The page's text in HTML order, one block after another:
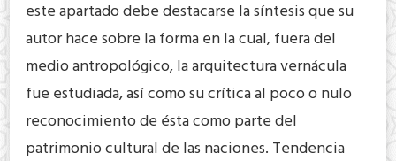
este apartado debe destacarse la síntesis que su
autor hace sobre la forma en la cual, fuera del
medio antropológico, la arquitectura vernácula
fue estudiada, así como su crítica al poco o nulo
reconocimiento de ésta como parte del
patrimonio cultural de las naciones. Tendencia